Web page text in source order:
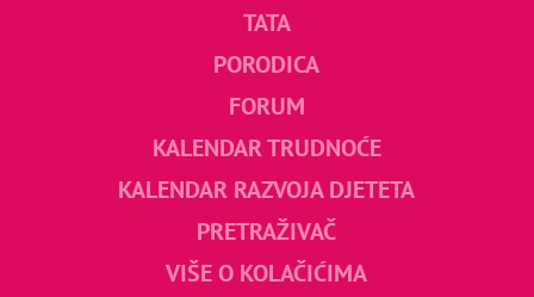
TATA
PORODICA
FORUM
KALENDAR TRUDNOĆE
KALENDAR RAZVOJA DJETETA
PRETRAŽIVAČ
VIŠE O KOLAČIĆIMA